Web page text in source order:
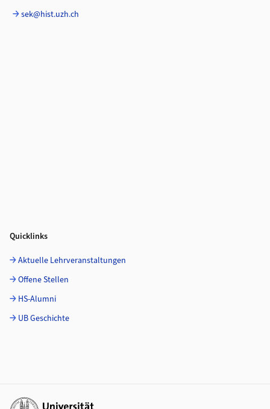
sek@hist.uzh.ch
Quicklinks
Aktuelle Lehrveranstaltungen
Offene Stellen
HS-Alumni
UB Geschichte
Weiterführende Links